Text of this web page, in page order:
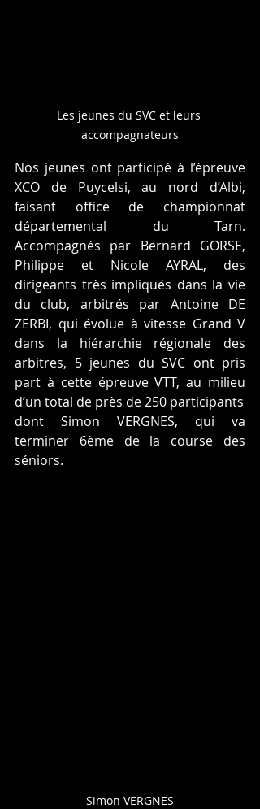
Les jeunes du SVC et leurs
accompagnateurs
Nos jeunes ont participé à l’épreuve
XCO de Puycelsi, au nord d’Albi,
faisant office de championnat
départemental du Tarn.
Accompagnés par Bernard GORSE,
Philippe et Nicole AYRAL, des
dirigeants très impliqués dans la vie
du club, arbitrés par Antoine DE
ZERBI, qui évolue à vitesse Grand V
dans la hiérarchie régionale des
arbitres, 5 jeunes du SVC ont pris
part à cette épreuve VTT, au milieu
dont Simon VERGNES, qui va
terminer 6ème de la course des
séniors.
Simon VERGNES